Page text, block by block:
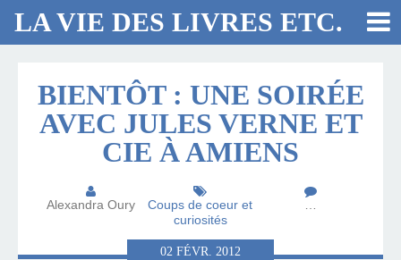
LA VIE DES LIVRES ETC.
BIENTÔT : UNE SOIRÉE
AVEC JULES VERNE ET
CIE À AMIENS
Alexandra Oury
Coups de coeur et
curiosités
…
02 FÉVR. 2012